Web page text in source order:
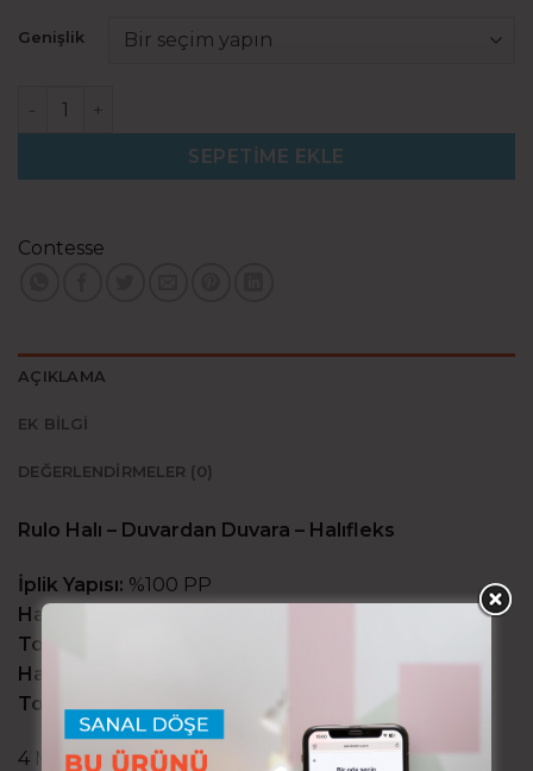
Genişlik
Flamengo 65 adet
SEPETIME EKLE
Contesse
AÇIKLAMA
EK BILGI
DEĞERLENDIRMELER (0)
Rulo Halı – Duvardan Duvara – Halıfleks
İplik Yapısı: %100 PP
Hav Ağırlığı:
Toplam Ağırlık:
Hav (İplik) Yüksekliği:
Toplam Yükseklik:20 mm
4 Metrelik rulolar halinde stoklanır!